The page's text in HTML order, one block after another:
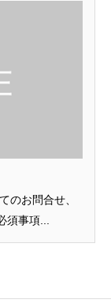
のお問合せ、
事項...